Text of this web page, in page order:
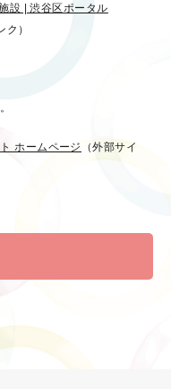
設 | 渋谷区ポータル
ク）
ホームページ
（外部サイ